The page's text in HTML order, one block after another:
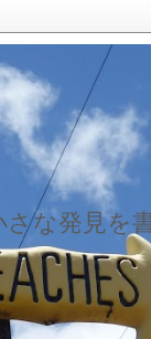
な発見を